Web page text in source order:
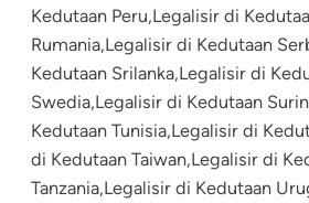
Kedutaan Peru,Legalisir di
Rumania,Legalisir di Kedutaan
Kedutaan Srilanka,Legalisir di
Swedia,Legalisir di Kedutaan
Kedutaan Tunisia,Legalisir di
di Kedutaan Taiwan,Legalisir di
Tanzania,Legalisir di Kedutaan